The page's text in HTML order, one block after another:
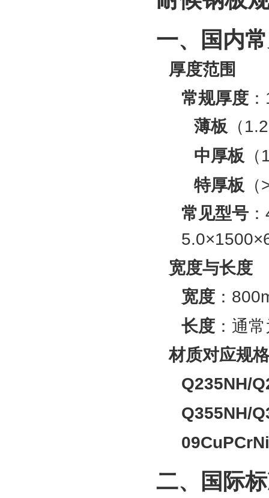
一、国内
厚度范围
常规厚度
薄板 （
中厚板
特厚板
常见型号
宽度与长度
宽度 ：
长度 ：通
材质对应规格
Q235NH/
Q355NH/
二、国际